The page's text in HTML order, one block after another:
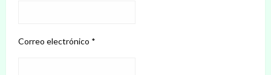
Correo electrónico *